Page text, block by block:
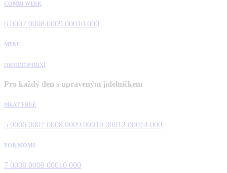
COMBI WEEK
6 0007 0008 0009 00010 000
MENU
menumenuxl
Pro každý den s upraveným jídelníčkem
MEAT FREE
5 0006 0007 0008 0009 00010 00012 00014 000
FOR MOMS
7 0008 0009 00010 000